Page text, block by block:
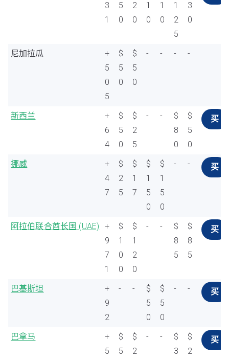
3
1
5
0
2
0
1
0
1
0
1
2
5
3
0
尼加拉瓜
+
5
0
5
$
5
0
$
5
0
- - - -
新西兰
+
6
4
$
5
0
$
2
5
- -
$
8
0
$
5
0
买
挪威
+
4
7
$
2
5
$
1
7
$
1
5
0
$
1
5
0
- - 买
阿拉伯联合酋长国 (UAE)
+
9
7
1
$
1
0
0
$
1
2
0
- -
$
8
5
$
8
5
买
巴基斯坦
+
9
2
- -
$
5
0
$
5
0
- - 买
巴拿马
+
5
$
5
$
2
- -
$
3
$
2
买